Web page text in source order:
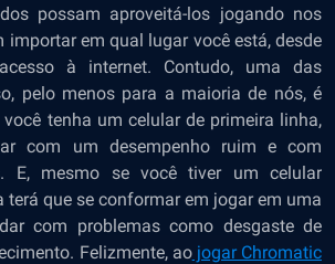
possam aproveitá-los jogando nos
importar em qual lugar você está, desde
à internet. Contudo, uma das
pelo menos para a maioria de nós, é
tenha um celular de primeira linha,
com um desempenho ruim e com
E, mesmo se você tiver um celular
terá que se conformar em jogar em uma
com problemas como desgaste de
Felizmente, aojogar Chromatic